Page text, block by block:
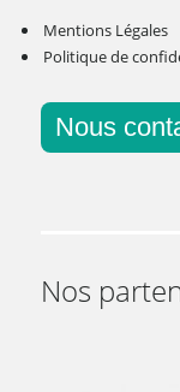
Mentions Légales
Politique de
Nous
Nos